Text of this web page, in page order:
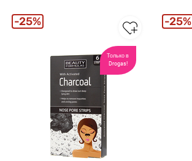
Только в
Drogas!
25% 25%